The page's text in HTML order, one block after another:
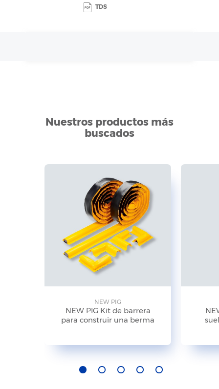
TDS
Nuestros productos más
buscados
NEW PIG
NEW PIG Kit de barrera
para construir una berma